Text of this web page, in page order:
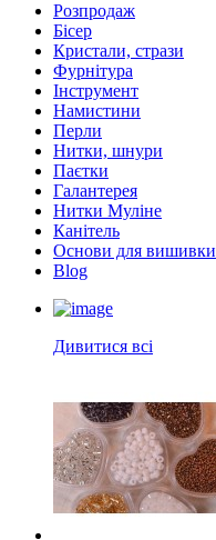
Розпродаж
Бісер
Кристали, стрази
Фурнітура
Інструмент
Намистини
Перли
Нитки, шнури
Паєтки
Галантерея
Нитки Муліне
Канітель
Основи для вишивки
Blog
Дивитися всі